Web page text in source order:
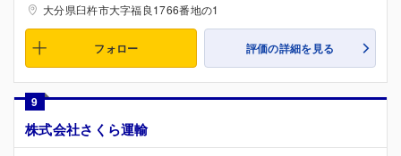
大分県臼杵市大字福良1766番地の1
フォロー 評価の詳細を見る
9
株式会社さくら運輸